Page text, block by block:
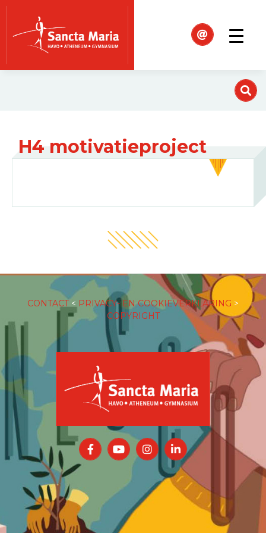
H4 motivatieproject
CONTACT< PRIVACY- EN COOKIEVERKLARING >
COPYRIGHT